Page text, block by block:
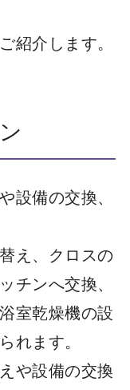
紹介します。
設備の交換、
え、クロスの
チンへ交換、
室乾燥機の設
れます。
や設備の交換